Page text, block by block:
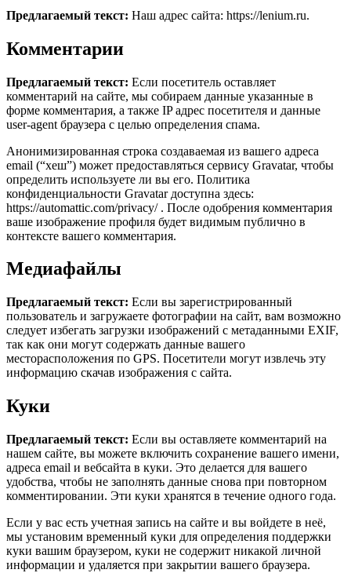
Предлагаемый текст: Наш адрес сайта: https://lenium.ru.
Комментарии
Предлагаемый текст: Если посетитель оставляет
комментарий на сайте, мы собираем данные указанные в
форме комментария, а также IP адрес посетителя и данные
user-agent браузера с целью определения спама.
Анонимизированная строка создаваемая из вашего адреса
email (“хеш”) может предоставляться сервису Gravatar, чтобы
определить используете ли вы его. Политика
конфиденциальности Gravatar доступна здесь:
https://automattic.com/privacy/ . После одобрения комментария
ваше изображение профиля будет видимым публично в
контексте вашего комментария.
Медиафайлы
Предлагаемый текст: Если вы зарегистрированный
пользователь и загружаете фотографии на сайт, вам возможно
следует избегать загрузки изображений с метаданными EXIF,
так как они могут содержать данные вашего
месторасположения по GPS. Посетители могут извлечь эту
информацию скачав изображения с сайта.
Куки
Предлагаемый текст: Если вы оставляете комментарий на
нашем сайте, вы можете включить сохранение вашего имени,
адреса email и вебсайта в куки. Это делается для вашего
удобства, чтобы не заполнять данные снова при повторном
комментировании. Эти куки хранятся в течение одного года.
Если у вас есть учетная запись на сайте и вы войдете в неё,
мы установим временный куки для определения поддержки
куки вашим браузером, куки не содержит никакой личной
информации и удаляется при закрытии вашего браузера.